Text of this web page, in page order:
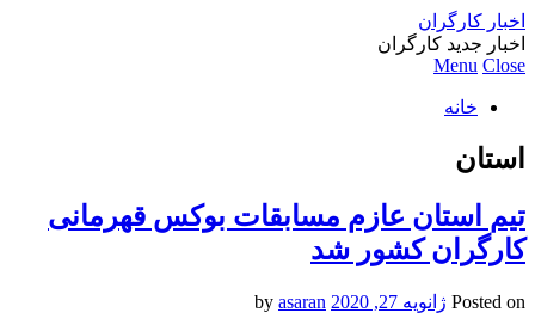
اخبار کارگران
اخبار جدید کارگران
Menu Close
خانه
استان
تیم استان عازم مسابقات بوکس قهرمانی
کارگران کشور شد
Posted on ژانویه 27, 2020 asaran